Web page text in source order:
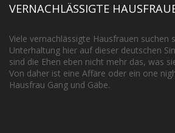
VERNACHLÄSSIGTE
Viele vernachlässigte Hausfrauen suchen
Unterhaltung hier auf dieser deutschen
sind die Ehen eben nicht mehr das, was
Von daher ist eine Affäre oder ein one
Hausfrau Gang und Gäbe.